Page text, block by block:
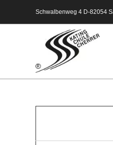
Schwalbenweg 4 D-82054